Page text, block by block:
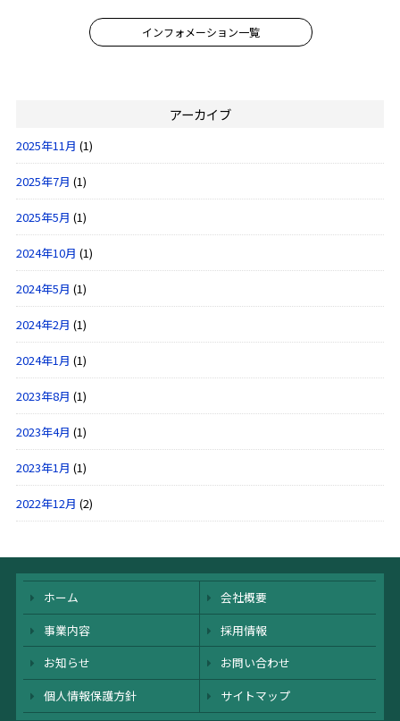
インフォメーション一覧
アーカイブ
2025年11月 (1)
2025年7月 (1)
2025年5月 (1)
2024年10月 (1)
2024年5月 (1)
2024年2月 (1)
2024年1月 (1)
2023年8月 (1)
2023年4月 (1)
2023年1月 (1)
2022年12月 (2)
ホーム
会社概要
事業内容
採用情報
お知らせ
お問い合わせ
個人情報保護方針
サイトマップ